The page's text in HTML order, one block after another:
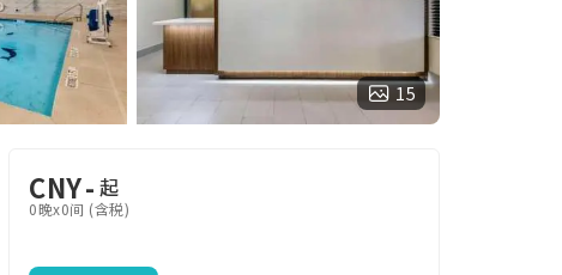
15
CNY- 起
0晚x0间 (含税)